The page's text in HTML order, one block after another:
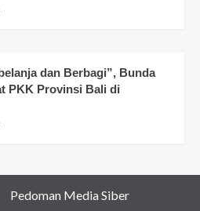
dan Berbagi”, Bunda
PKK Provinsi Bali di
Pedoman Media Siber